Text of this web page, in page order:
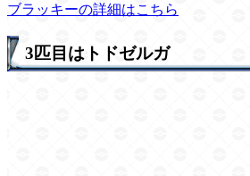
ブラッキーの詳細はこちら
3匹目はトドゼルガ